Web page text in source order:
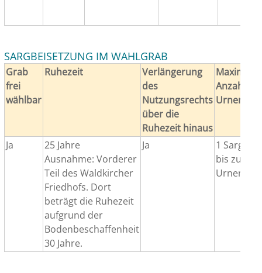
SARGBEISETZUNG IM WAHLGRAB
Grab
frei
wählbar
Ruhezeit
Verlängerung
des
Nutzungsrechts
über die
Ruhezeit hinaus
Maximale
Anzahl
Urnen/
Ja
25 Jahre
Ausnahme: Vorderer
Teil des Waldkircher
Friedhofs. Dort
beträgt die Ruhezeit
aufgrund der
Bodenbeschaffenheit
30 Jahre.
Ja
1 Sarg
bis zu 4
Urnen